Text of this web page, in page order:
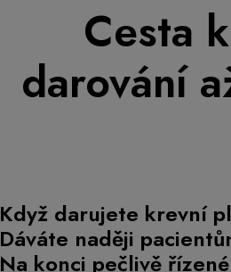
Cesta
darování
Když darujete krevní
Dáváte naději
Na konci pečlivě